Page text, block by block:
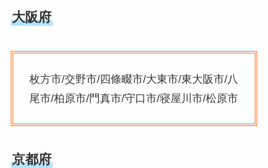
大阪府
枚方市/交野市/四條畷市/大東市/東大阪市/八
尾市/柏原市/門真市/守口市/寝屋川市/松原市
京都府